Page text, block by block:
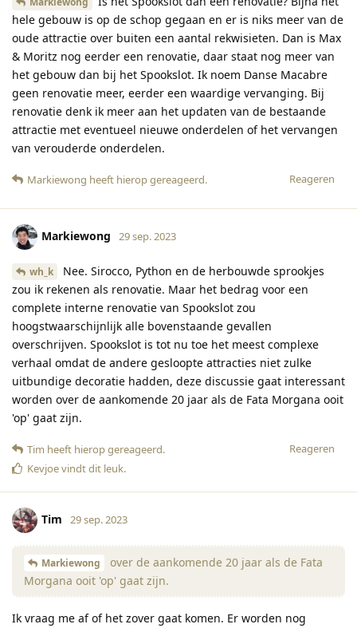
hele gebouw is op de schop gegaan en er is niks meer van de
oude attractie over buiten een aantal rekwisieten. Dan is Max
& Moritz nog eerder een renovatie, daar staat nog meer van
het gebouw dan bij het Spookslot. Ik noem Danse Macabre
geen renovatie meer, eerder een waardige vervanging. Bij
renovatie denk ik meer aan het updaten van de bestaande
attractie met eventueel nieuwe onderdelen of het vervangen
van verouderde onderdelen.
Reageren
Markiewong heeft hierop gereageerd.
Markiewong 29 sep. 2023
wh_k
Nee. Sirocco, Python en de herbouwde sprookjes
zou ik rekenen als renovatie. Maar het bedrag voor een
complete interne renovatie van Spookslot zou
hoogstwaarschijnlijk alle bovenstaande gevallen
overschrijven. Spookslot is tot nu toe het meest complexe
verhaal omdat de andere gesloopte attracties niet zulke
uitbundige decoratie hadden, deze discussie gaat interessant
worden over de aankomende 20 jaar als de Fata Morgana ooit
'op' gaat zijn.
Reageren
Tim heeft hierop gereageerd.
Kevjoevindt dit leuk.
Tim 29 sep. 2023
Markiewong
over de aankomende 20 jaar als de Fata
Morgana ooit 'op' gaat zijn.
Ik vraag me af of het zover gaat komen. Er worden nog